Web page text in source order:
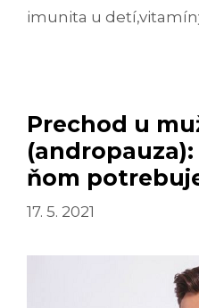
imunita u detí,
Prechod u
ňom
17. 5. 2021